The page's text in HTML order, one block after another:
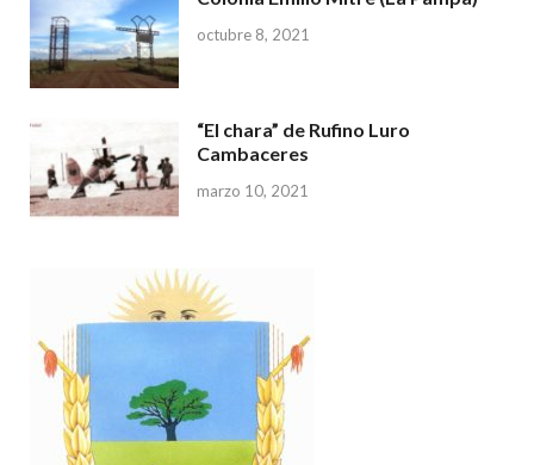
octubre 8, 2021
“El chara” de Rufino Luro
Cambaceres
marzo 10, 2021